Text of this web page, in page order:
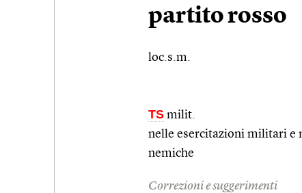
partito rosso
loc.s.m.
TS milit.
nelle esercitazioni militari e
nemiche
Correzioni e suggerimenti